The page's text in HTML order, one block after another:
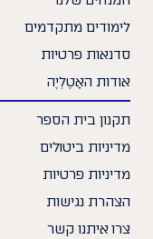
לימודים מתקדמים
סדנאות פרטיות
אודות האָטֶלְיֶה
תקנון בית הספר
מדיניות ביטולים
מדיניות פרטיות
הצהרת נגישות
צרו איתנו קשר